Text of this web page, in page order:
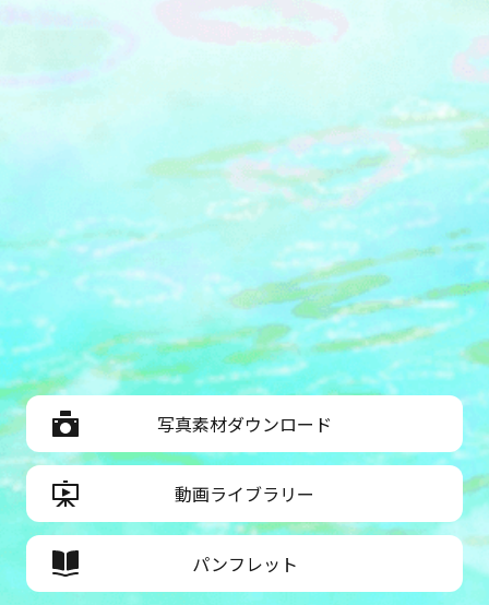
写真素材ダウンロード
動画ライブラリー
パンフレット